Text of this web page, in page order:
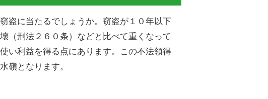
盗に当たるでしょうか。窃盗が１０年以下
（刑法２６０条）などと比べて重くなって
い利益を得る点にあります。この不法領得
嶺となります。